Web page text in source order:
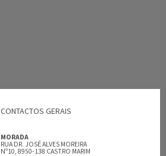
CONTACTOS GERAIS
MORADA
RUA DR. JOSÉ ALVES MOREIRA
Nº10, 8950-138 CASTRO MARIM